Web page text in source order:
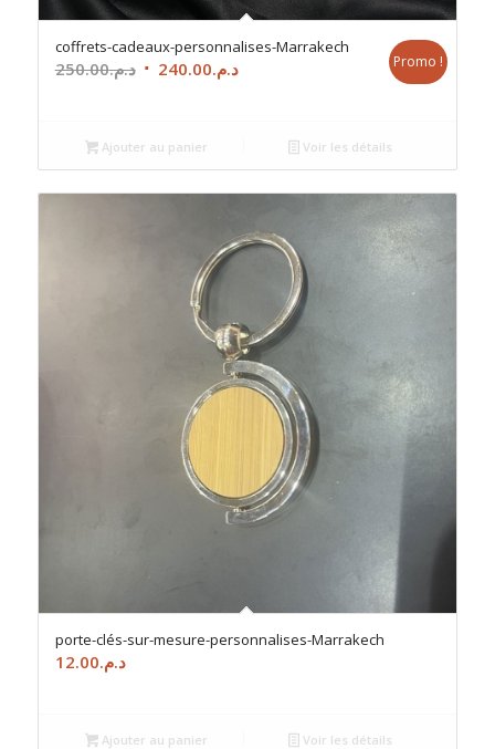
coffrets-cadeaux-personnalises-Marrakech
د.م.250.00
Le
était :
د.م.250.00.
د.م.240.00
Le
د.م.240.00.
Promo !
Ajouter au panier Voir les détails
porte-clés-sur-mesure-personnalises-Marrakech
د.م.12.00
Ajouter au panier Voir les détails